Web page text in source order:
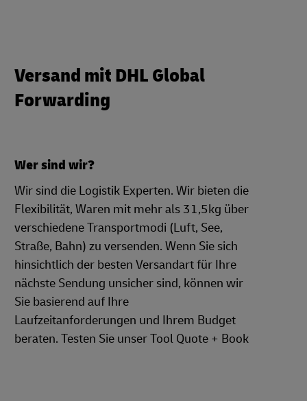
Versand mit DHL Global
Forwarding
Wer sind wir?
Wir sind die Logistik Experten. Wir bieten die
Flexibilität, Waren mit mehr als 31,5kg über
verschiedene Transportmodi (Luft, See,
Straße, Bahn) zu versenden. Wenn Sie sich
hinsichtlich der besten Versandart für Ihre
nächste Sendung unsicher sind, können wir
Sie basierend auf Ihre
Laufzeitanforderungen und Ihrem Budget
beraten. Testen Sie unser Tool Quote + Book